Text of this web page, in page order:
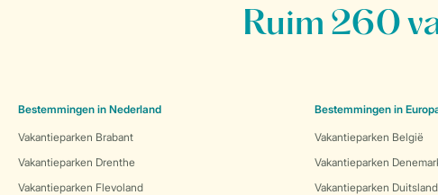
Ruim 260
Bestemmingen in Nederland
Vakantieparken Brabant
Vakantieparken Drenthe
Vakantieparken Flevoland
Bestemmingen in
Vakantieparken België
Vakantieparken
Vakantieparken Duitsland